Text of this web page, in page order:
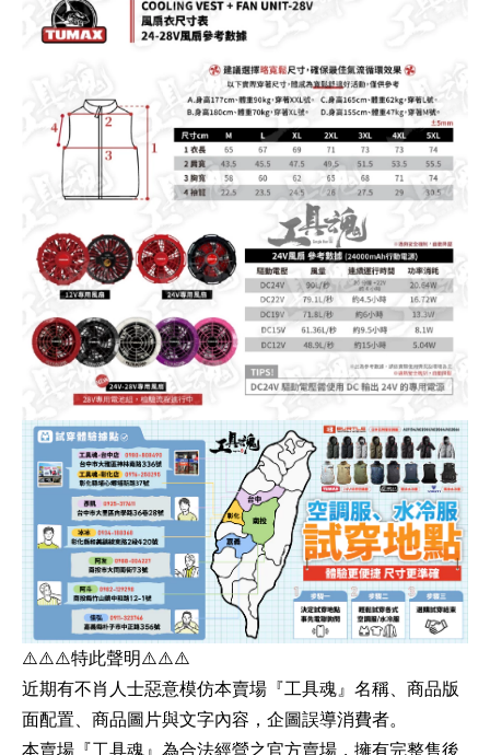
⚠️⚠️⚠️特此聲明⚠️⚠️⚠️
近期有不肖人士惡意模仿本賣場『工具魂』名稱、商品版
面配置、商品圖片與文字內容，企圖誤導消費者。
本賣場『工具魂』為合法經營之官方賣場，擁有完整售後